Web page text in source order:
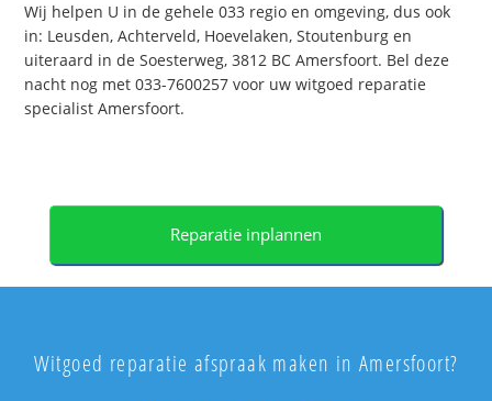
Wij helpen U in de gehele 033 regio en omgeving, dus ook
in: Leusden, Achterveld, Hoevelaken, Stoutenburg en
uiteraard in de Soesterweg, 3812 BC Amersfoort. Bel deze
nacht nog met 033-7600257 voor uw witgoed reparatie
specialist Amersfoort.
Reparatie inplannen
Witgoed reparatie afspraak maken in Amersfoort?